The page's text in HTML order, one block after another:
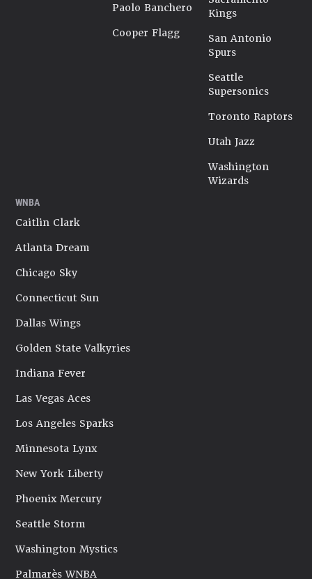
Paolo Banchero
Cooper Flagg
Kings
San Antonio
Spurs
Seattle
Supersonics
Toronto Raptors
Utah Jazz
Washington
Wizards
WNBA
Caitlin Clark
Atlanta Dream
Chicago Sky
Connecticut Sun
Dallas Wings
Golden State Valkyries
Indiana Fever
Las Vegas Aces
Los Angeles Sparks
Minnesota Lynx
New York Liberty
Phoenix Mercury
Seattle Storm
Washington Mystics
Palmarès WNBA